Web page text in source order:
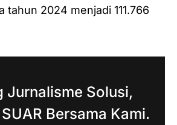
tahun 2024 menjadi 111.766
Jurnalisme Solusi,
Bersama Kami.